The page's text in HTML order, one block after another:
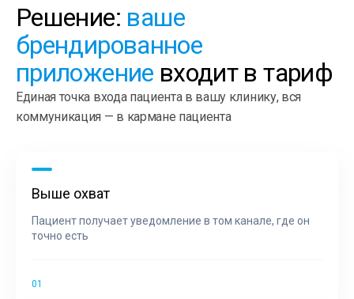
Решение: ваше
брендированное
приложение входит в тариф
Единая точка входа пациента в вашу клинику, вся
коммуникация — в кармане пациента
Выше охват
Пациент получает уведомление в том канале, где он
точно есть